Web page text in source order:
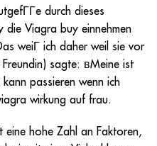
durch dieses
die Viagra buy einnehmen
weiГ ich daher weil sie vor
Freundin) sagte: вMeine ist
passieren wenn ich
wirkung auf frau.
eine hohe Zahl an Faktoren,